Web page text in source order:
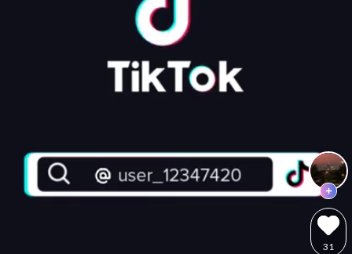
31